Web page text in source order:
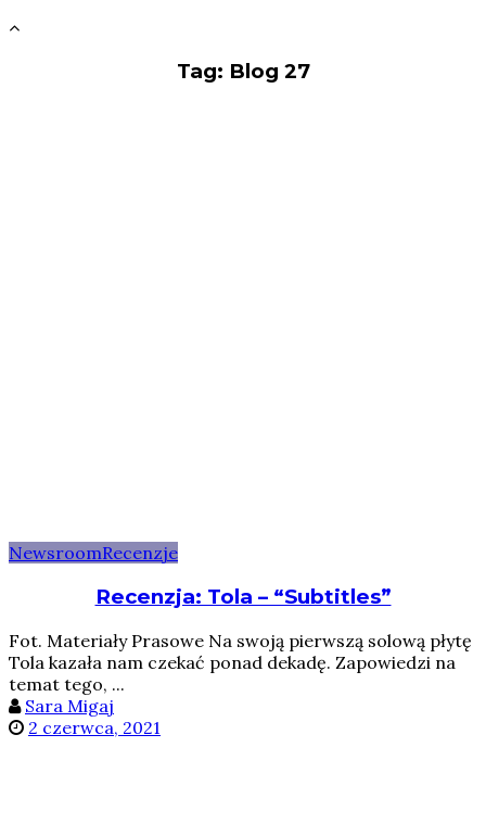
Tag: Blog 27
NewsroomRecenzje
Recenzja: Tola – “Subtitles”
Fot. Materiały Prasowe Na swoją pierwszą solową płytę
Tola kazała nam czekać ponad dekadę. Zapowiedzi na
temat tego, ...
Sara Migaj
2 czerwca, 2021